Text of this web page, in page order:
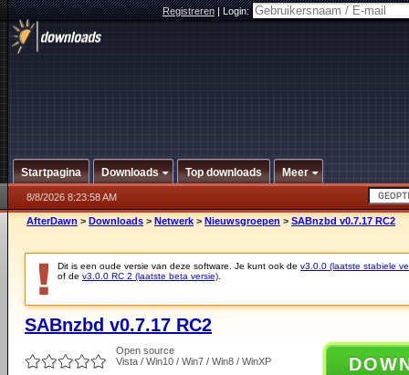
Registreren|Login:
Startpagina Downloads Top downloads Meer
8/8/2026 8:23:58 AM
AfterDawn > Downloads > Netwerk > Nieuwsgroepen > SABnzbd v0.7.17 RC2
Dit is een oude versie van deze software. Je kunt ook de v3.0.0 (laatste stabiele
of de v3.0.0 RC 2 (laatste beta versie)
SABnzbd v0.7.17 RC2
Open source
Vista / Win10 / Win7 / Win8 / WinXP